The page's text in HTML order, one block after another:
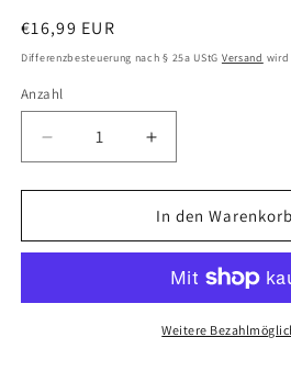
Normaler
Preis
€16,99 EUR
Differenzbesteuerung nach § 25a UStG Versand wird
Anzahl
Anzahl
Verringere
die
Menge
iPhone
Max
Erhöhe
die
Menge
für
iPhone
Pro
Max
Handyhülle
In den
Weitere